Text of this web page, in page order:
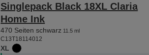
Singlepack Black 18XL Claria
Home Ink
470 Seiten schwarz 11.5 ml
C13T18114012
XL